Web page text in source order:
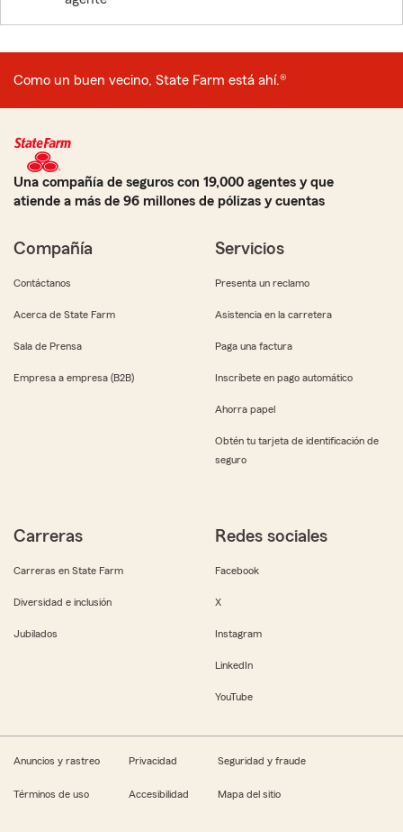
Como un buen vecino, State Farm está ahí.®
Una compañía de seguros con 19,000 agentes y que
atiende a más de 96 millones de pólizas y cuentas
Compañía
Contáctanos
Acerca de State Farm
Sala de Prensa
Empresa a empresa (B2B)
Servicios
Presenta un reclamo
Asistencia en la carretera
Paga una factura
Inscríbete en pago automático
Ahorra papel
Obtén tu tarjeta de identificación de
seguro
Carreras
Carreras en State Farm
Diversidad e inclusión
Jubilados
Redes sociales
Facebook
X
Instagram
LinkedIn
YouTube
Anuncios y rastreo Privacidad Seguridad y fraude
Términos de uso Accesibilidad Mapa del sitio